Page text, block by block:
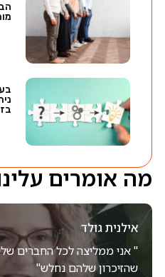
מה אומרים
אילנית גולד
" אני ממליצה לכל החברים
שהזיכרון שלהם נחלש"